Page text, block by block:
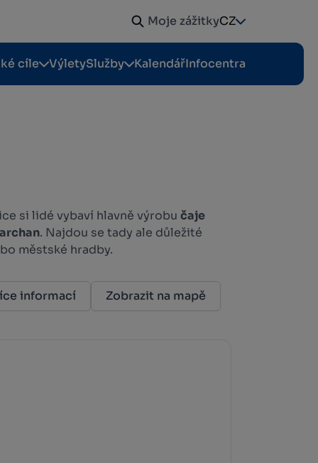
Moje zážitkyCZ
cíle VýletySlužby KalendářInfocentra
si lidé vybaví hlavně výrobu čaje
. Najdou se tady ale důležité
městské hradby.
informací Zobrazit na mapě